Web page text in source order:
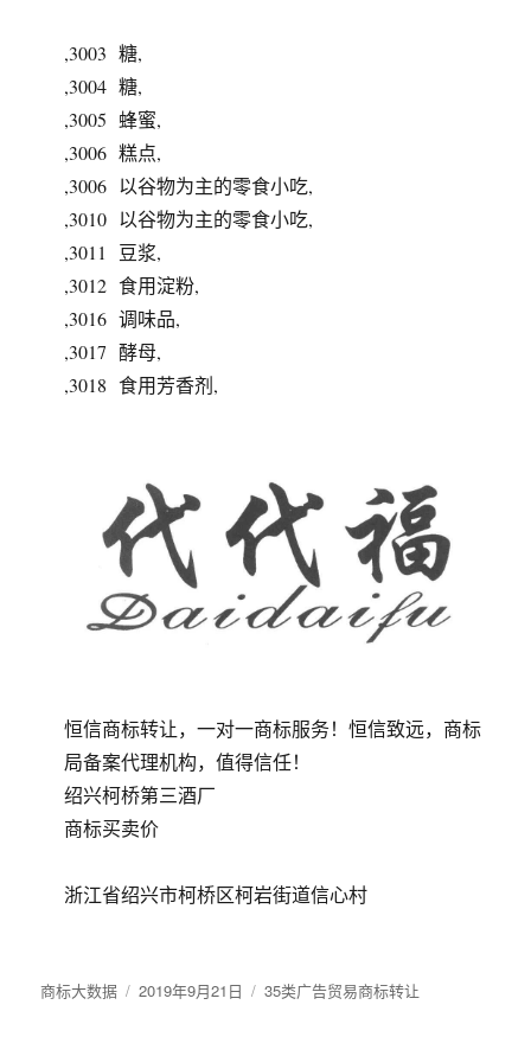
,3003 糖,
,3004 糖,
,3005 蜂蜜,
,3006 糕点,
,3006 以谷物为主的零食小吃,
,3010 以谷物为主的零食小吃,
,3011 豆浆,
,3012 食用淀粉,
,3016 调味品,
,3017 酵母,
,3018 食用芳香剂,
恒信商标转让，一对一商标服务！恒信致远，商标
局备案代理机构，值得信任！
绍兴柯桥第三酒厂
商标买卖价
浙江省绍兴市柯桥区柯岩街道信心村
作
商标大数据
发
2019年9月21日
标
35类广告贸易商标转让